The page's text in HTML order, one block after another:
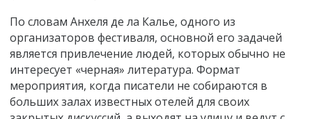
По словам Анхеля де ла Калье, одного из
организаторов фестиваля, основной его задачей
является привлечение людей, которых обычно не
интересует «черная» литература. Формат
мероприятия, когда писатели не собираются в
больших залах известных отелей для своих